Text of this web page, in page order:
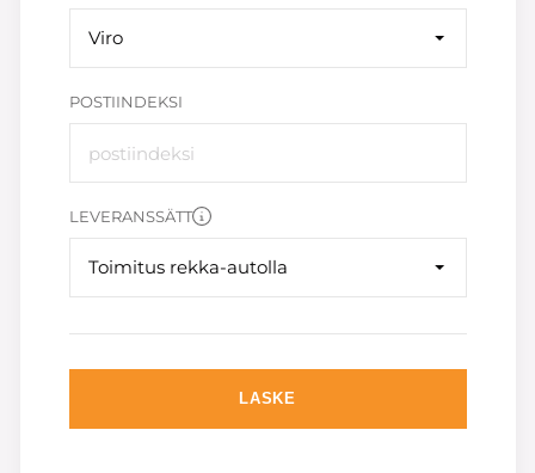
Viro
POSTIINDEKSI
LEVERANSSÄTT
Toimitus rekka-autolla
LASKE